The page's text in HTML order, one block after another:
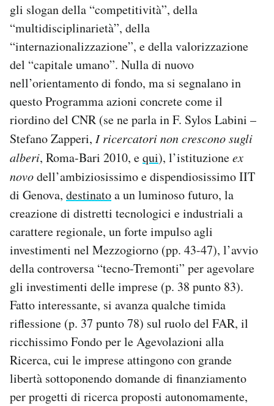
gli slogan della “competitività”, della
“multidisciplinarietà”, della
“internazionalizzazione”, e della valorizzazione
del “capitale umano”. Nulla di nuovo
nell’orientamento di fondo, ma si segnalano in
questo Programma azioni concrete come il
riordino del CNR (se ne parla in F. Sylos Labini –
Stefano Zapperi, I ricercatori non crescono sugli
alberi, Roma-Bari 2010, equi), l’istituzioneex
novodell’ambiziosissimo e dispendiosissimo IIT
di Genova, destinatoa un luminoso futuro, la
creazione di distretti tecnologici e industriali a
carattere regionale, un forte impulso agli
investimenti nel Mezzogiorno (pp. 43-47), l’avvio
della controversa “tecno-Tremonti” per agevolare
gli investimenti delle imprese (p. 38 punto 83).
Fatto interessante, si avanza qualche timida
riflessione (p. 37 punto 78) sul ruolo del FAR, il
ricchissimo Fondo per le Agevolazioni alla
Ricerca, cui le imprese attingono con grande
libertà sottoponendo domande di finanziamento
per progetti di ricerca proposti autonomamente,